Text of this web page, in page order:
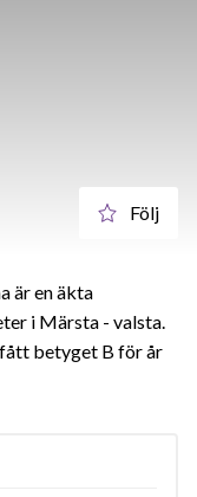
Följ
är en äkta
i Märsta - valsta.
fått betyget B för år